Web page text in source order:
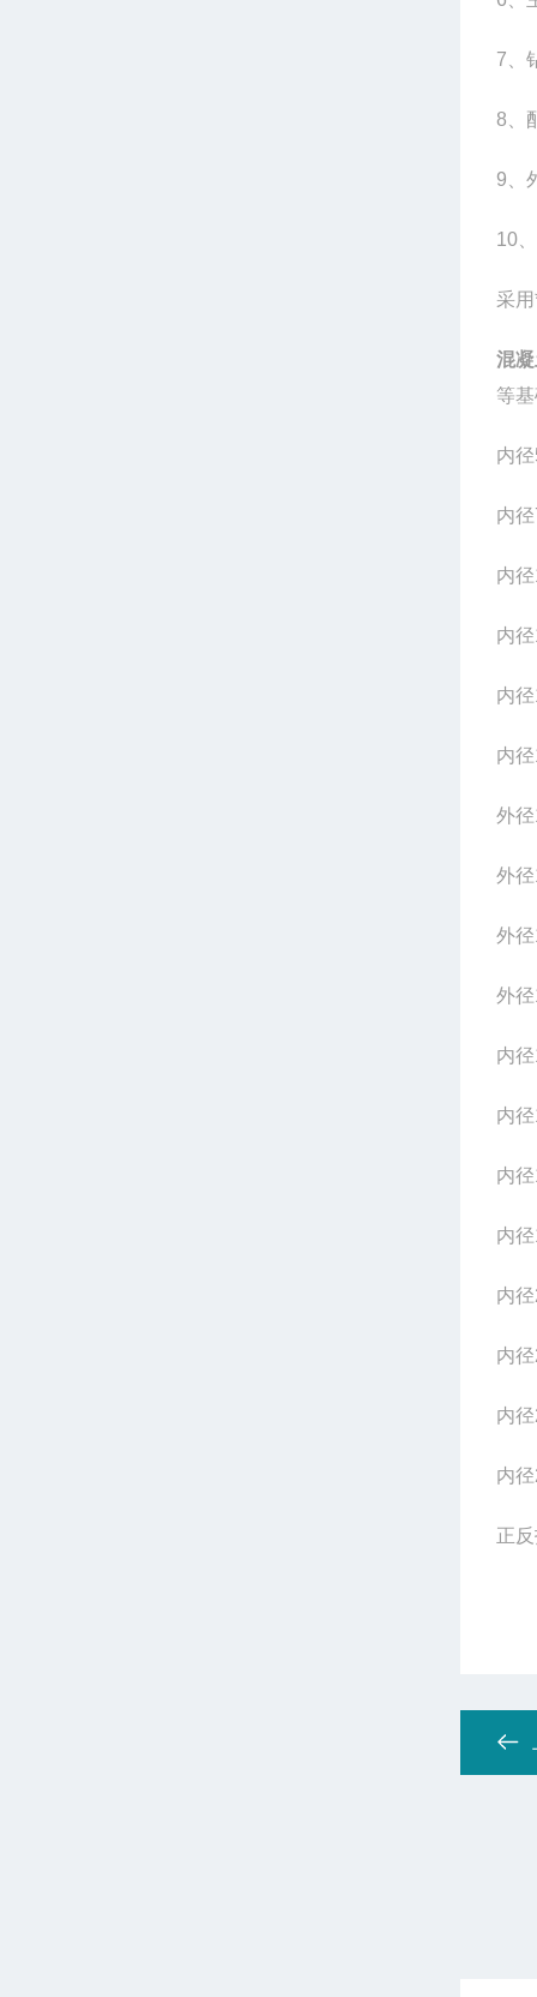
7、
8、
9、
10
采
混
等
内
内
内
内
内
内
外
外
外
外
内
内
内
内
内
内
内
内
正